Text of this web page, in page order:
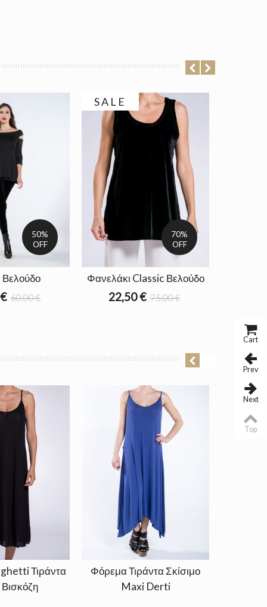
50%
OFF
60,00 €
SALE
70%
OFF
Φανελάκι Classic Βελούδο
22,50 € 75,00 €
Τιράντα
Φόρεμα Τιράντα Σκίσιμο
Maxi Derti
Cart
Prev
Next
Top